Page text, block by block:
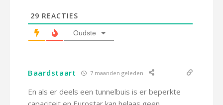
29 REACTIES
Oudste
Baardstaart 7 maanden geleden
En als er deels een tunnelbuis is er beperkte